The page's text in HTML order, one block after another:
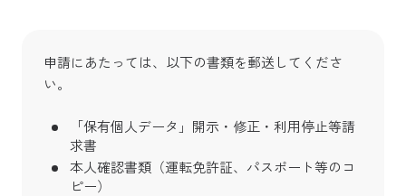
申請にあたっては、以下の書類を郵送してくださ
い。
「保有個人データ」開示・修正・利用停止等請
求書
本人確認書類（運転免許証、パスポート等のコ
ピー）